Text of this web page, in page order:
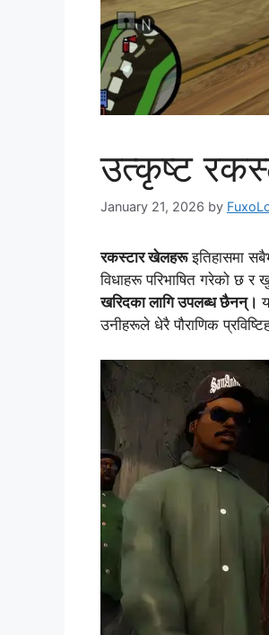
उत्कृष्ट
January 21, 2026 by
रकस्टार खेलहरूइतिहासमा
विधाहरू परिभाषित गरेको छ
खरिदका लागि उपलब्ध छैनन्।
उनीहरूले धेरै पौराणिक